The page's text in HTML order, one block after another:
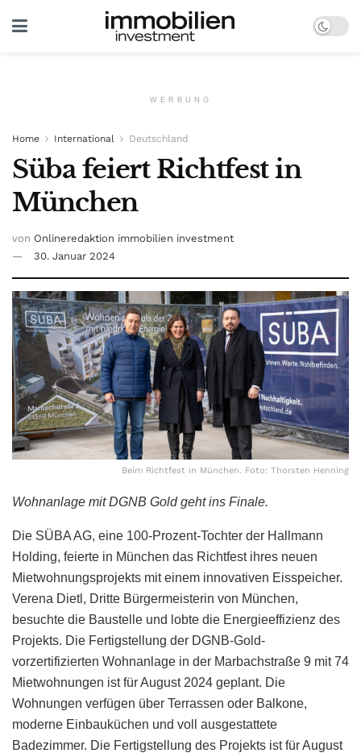
WERBUNG
Home International Deutschland
Süba feiert Richtfest in
München
von Onlineredaktion immobilien investment
30. Januar 2024
Beim Richtfest in München. Foto: Thorsten Henning
Wohnanlage mit DGNB Gold geht ins Finale.
Die SÜBA AG, eine 100-Prozent-Tochter der Hallmann
Holding, feierte in München das Richtfest ihres neuen
Mietwohnungsprojekts mit einem innovativen Eisspeicher.
Verena Dietl, Dritte Bürgermeisterin von München,
besuchte die Baustelle und lobte die Energieeffizienz des
Projekts. Die Fertigstellung der DGNB-Gold-
vorzertifizierten Wohnanlage in der Marbachstraße 9 mit 74
Mietwohnungen ist für August 2024 geplant. Die
Wohnungen verfügen über Terrassen oder Balkone,
moderne Einbauküchen und voll ausgestattete
Badezimmer. Die Fertigstellung des Projekts ist für August